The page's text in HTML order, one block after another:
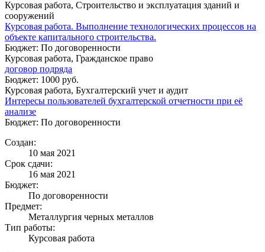
Курсовая работа, Строительство и эксплуатация зданий и
сооружений
Курсовая работа. Выполнение технологических процессов на
объекте капитального строительства.
Бюджет: По договоренности
Курсовая работа, Гражданское право
договор подряда
Бюджет: 1000 руб.
Курсовая работа, Бухгалтерский учет и аудит
Интересы пользователей бухгалтерской отчетности при её
анализе
Бюджет: По договоренности
Создан:
10 мая 2021
Срок сдачи:
16 мая 2021
Бюджет:
По договоренности
Предмет:
Металлургия черных металлов
Тип работы:
Курсовая работа